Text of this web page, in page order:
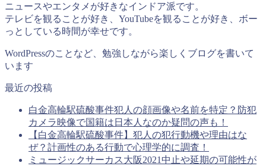
ニュースやエンタメが好きなインドア派です。
テレビを観ることが好き、YouTubeを観ることが好き、ボー
っとしている時間が幸せです。
WordPressのことなど、勉強しながら楽しくブログを書いて
います
最近の投稿
白金高輪駅硫酸事件犯人の顔画像や名前を特定？防犯
カメラ映像で国籍は日本人なのか疑問の声も！
【白金高輪駅硫酸事件】犯人の犯行動機や理由はな
ぜ？計画性のある行動で心理学的に調査！
ミュージックサーカス大阪2021中止や延期の可能性が